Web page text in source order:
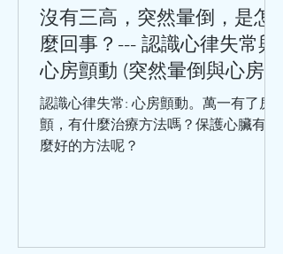
病史（如巨細胞病毒、肺炎衣原體、幽
門螺旋桿菌等）。 千萬不要小看冠心
病，冠心病是中老年人的常見病和多發
病，處於這個年齡階段的人，在日常生
活中，出現哪些情況，要及時就醫呢？
勞累或工作緊張時，出現胸骨後疼痛或
心前區悶痛，緊縮樣疼痛，並向
沒有三高，突然暈倒，是怎
麼回事？--- 認識心律失常與
心房顫動 (突然暈倒與心房顫
動)
認識心律失常: 心房顫動。萬一有了房
顫，有什麼治療方法嗎？保護心臟有什
麼好的方法呢？